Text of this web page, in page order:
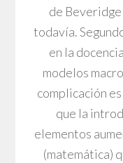
de
todavía.
en la
modelos
complicación
que la
elementos
(matemática)